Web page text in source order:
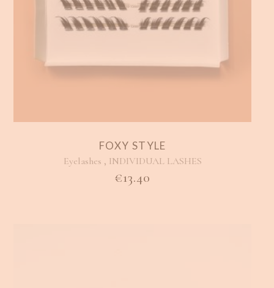
FOXY STYLE
Eyelashes , INDIVIDUAL LASHES
€13.40